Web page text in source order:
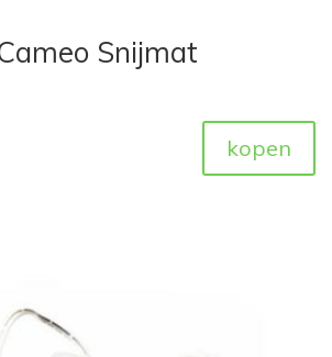
Snijmat
kopen